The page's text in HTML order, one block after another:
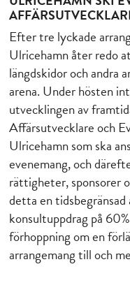
Efter tre lyckade
Ulricehamn åter redo
längdskidor och andra
arena. Under hösten
utvecklingen av
Affärsutvecklare och
Ulricehamn som ska
evenemang, och
rättigheter, sponsorer
detta en
konsultuppdrag på
förhoppning om en
arrangemang till och